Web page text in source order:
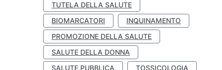
TUTELA DELLA SALUTE
BIOMARCATORI
INQUINAMENTO
PROMOZIONE DELLA SALUTE
SALUTE DELLA DONNA
SALUTE PUBBLICA
TOSSICOLOGIA